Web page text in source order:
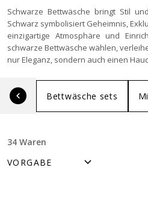
Schwarze Bettwäsche bringt Stil
Schwarz symbolisiert Geheimnis,
einzigartige Atmosphäre und
schwarze Bettwäsche wählen,
nur Eleganz, sondern auch einen
Bettwäsche sets
34 Waren